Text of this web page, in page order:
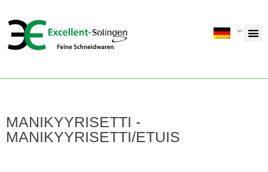
MANIKYYRISETTI -
MANIKYYRISETTI/ETUIS